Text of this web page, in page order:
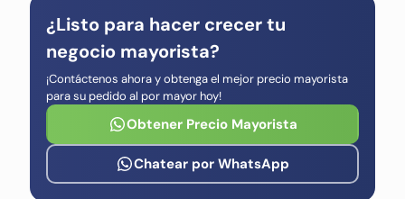
¿Listo para hacer crecer tu
negocio mayorista?
¡Contáctenos ahora y obtenga el mejor precio mayorista
para su pedido al por mayor hoy!
Obtener Precio Mayorista
Chatear por WhatsApp